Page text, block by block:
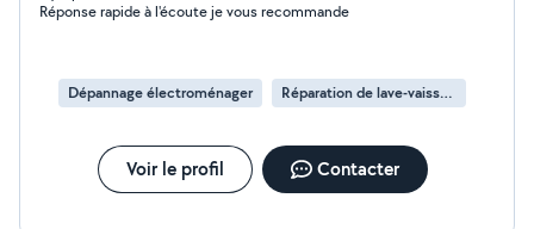
Réponse rapide à l'écoute je vous recommande
Dépannage électroménager Réparation de lave-vaisselle
Voir le profil Contacter